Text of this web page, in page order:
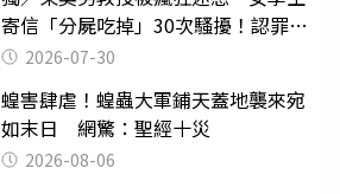
寄信「分屍吃掉」30次騷擾！認罪免
關 2026-07-30
蝗害肆虐！蝗蟲大軍鋪天蓋地襲來宛
如末日 網驚：聖經十災
2026-08-06